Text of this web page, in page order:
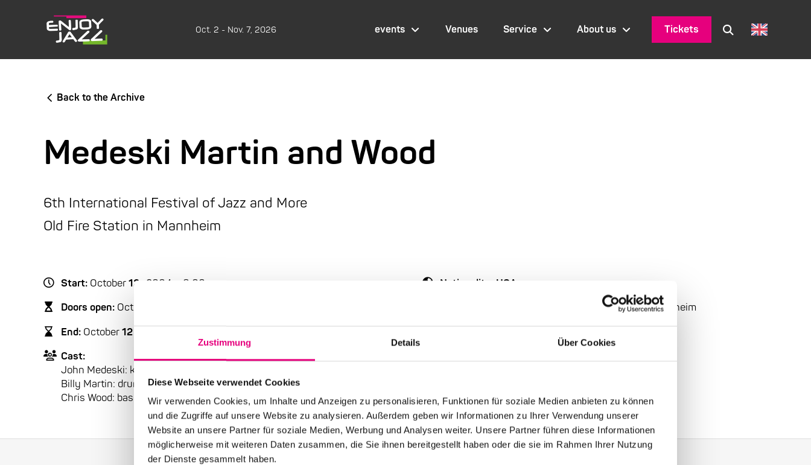
Zustimmung Details Über Cookies
Diese Webseite verwendet Cookies
Wir verwenden Cookies, um Inhalte und Anzeigen zu personalisieren, Funktionen für soziale Medien anbieten zu können
und die Zugriffe auf unsere Website zu analysieren. Außerdem geben wir Informationen zu Ihrer Verwendung unserer
Website an unsere Partner für soziale Medien, Werbung und Analysen weiter. Unsere Partner führen diese Informationen
möglicherweise mit weiteren Daten zusammen, die Sie ihnen bereitgestellt haben oder die sie im Rahmen Ihrer Nutzung
der Dienste gesammelt haben.
Oct. 2 - Nov. 7, 2026 events Venues Service About us Tickets
Back to the Archive
Medeski Martin and Wood
6th International Festival of Jazz and More
Old Fire Station in Mannheim
Start: October12
, 2004 – 8:00 p.m.
Doors open: October
End: October12
Cast:
John Medeski: keyboards
Billy Martin: drums
Chris Wood: bass
Nationality: USA
Old Fire Station Mannheim: Brückenstraße2, Mannheim